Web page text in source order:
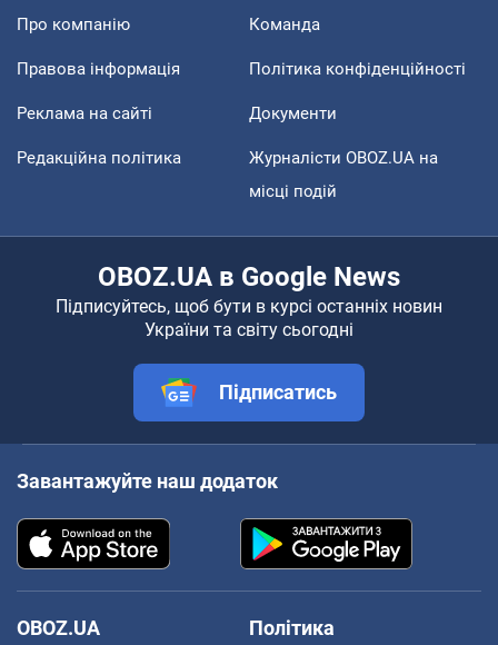
Про компанію Команда
Правова інформація Політика конфіденційності
Реклама на сайті Документи
Редакційна політика
Журналісти OBOZ.UA на
місці подій
OBOZ.UA в Google News
Підписуйтесь, щоб бути в курсі останніх новин
України та світу сьогодні
Підписатись
Завантажуйте наш додаток
OBOZ.UA
Політика